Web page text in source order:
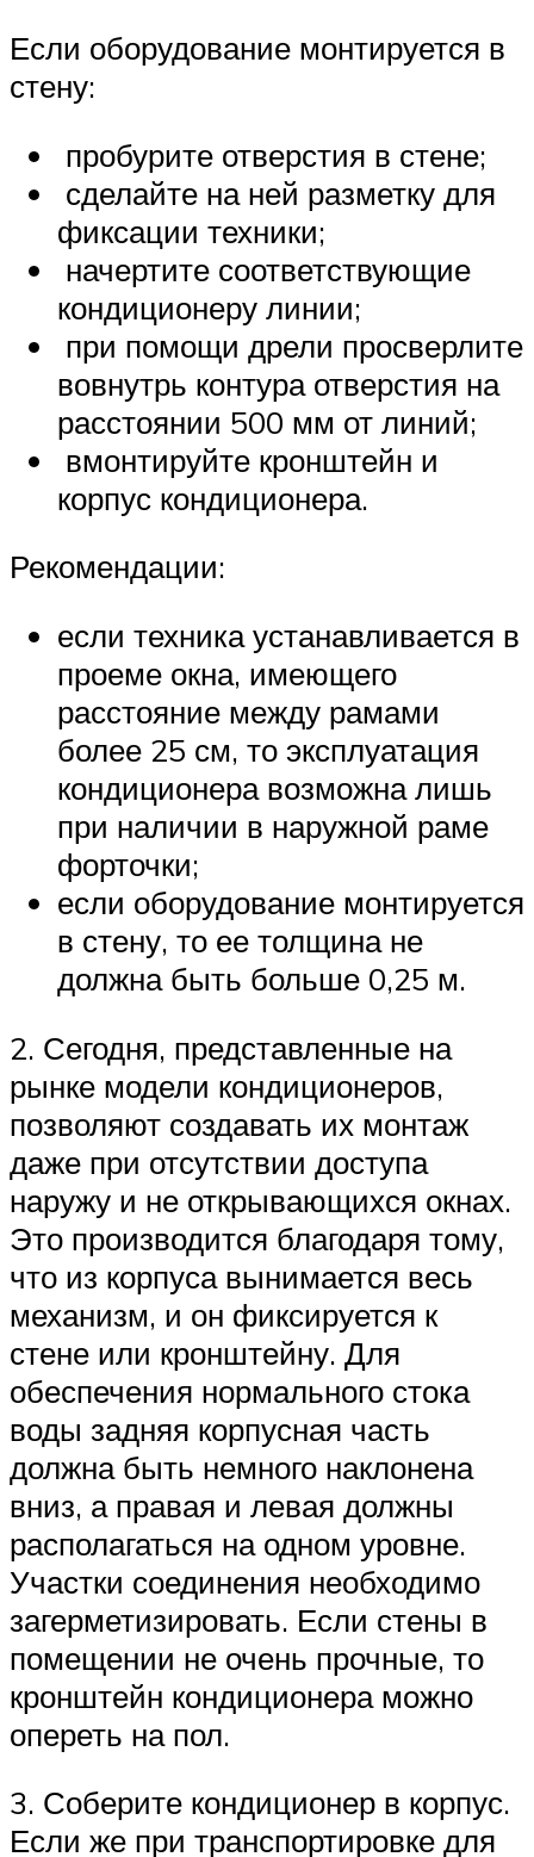
Если оборудование монтируется в
стену:
пробурите отверстия в стене;
сделайте на ней разметку для
фиксации техники;
начертите соответствующие
кондиционеру линии;
при помощи дрели просверлите
вовнутрь контура отверстия на
расстоянии 500 мм от линий;
вмонтируйте кронштейн и
корпус кондиционера.
Рекомендации:
если техника устанавливается в
проеме окна, имеющего
расстояние между рамами
более 25 см, то эксплуатация
кондиционера возможна лишь
при наличии в наружной раме
форточки;
если оборудование монтируется
в стену, то ее толщина не
должна быть больше 0,25 м.
2. Сегодня, представленные на
рынке модели кондиционеров,
позволяют создавать их монтаж
даже при отсутствии доступа
наружу и не открывающихся окнах.
Это производится благодаря тому,
что из корпуса вынимается весь
механизм, и он фиксируется к
стене или кронштейну. Для
обеспечения нормального стока
воды задняя корпусная часть
должна быть немного наклонена
вниз, а правая и левая должны
располагаться на одном уровне.
Участки соединения необходимо
загерметизировать. Если стены в
помещении не очень прочные, то
кронштейн кондиционера можно
опереть на пол.
3. Соберите кондиционер в корпус.
Если же при транспортировке для